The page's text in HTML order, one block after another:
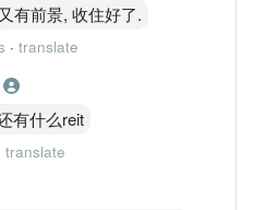
有前景, 收住好了.
· translate
有什么reit
translate